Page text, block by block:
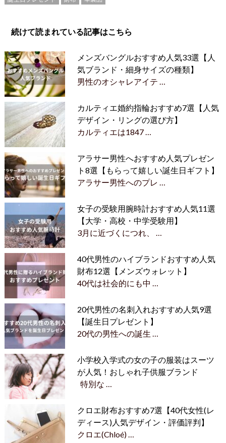
続けて読まれている記事はこちら
メンズバングルおすすめ人気33選【人
気ブランド・細身サイズの種類】
男性のオシャレアイテ …
カルティエ婚約指輪おすすめ7選【人気
デザイン・リングの選び方】
カルティエは1847 …
アラサー男性へおすすめ人気プレゼン
ト8選【もらって嬉しい誕生日ギフト】
アラサー男性へのプレ …
女子の受験用腕時計おすすめ人気11選
【大学・高校・中学受験用】
3月に近づくにつれ、 …
40代男性のハイブランドおすすめ人気
財布12選【メンズウォレット】
40代は社会的にも中 …
20代男性の名刺入れおすすめ人気9選
【誕生日プレゼント】
20代の男性への誕生 …
小学校入学式の女の子の服装はスーツ
が人気！おしゃれ子供服ブランド
特別な …
クロエ財布おすすめ7選【40代女性(レ
ディース)人気デザイン・評価評判】
クロエ(Chloé) …